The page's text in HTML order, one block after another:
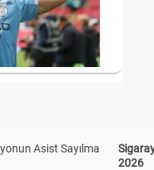
Asist Sayılma
2026